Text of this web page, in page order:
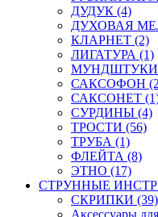
ДУДУК (4)
ДУХОВАЯ
КЛАРНЕТ (2)
ЛИГАТУРА (1)
МУНДШТУКИ
САКСОФОН
САКСОНЕТ
СУРДИНЫ (4)
ТРОСТИ (56)
ТРУБА (1)
ФЛЕЙТА (8)
ЭТНО (17)
СТРУННЫЕ
СКРИПКИ (39)
Аксессуары